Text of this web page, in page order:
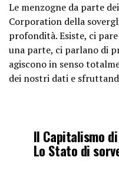
Le menzogne da parte
Corporation della
profondità. Esiste, ci
una parte, ci parlano di
agiscono in senso
dei nostri dati e
Il Capitalismo
Lo Stato di